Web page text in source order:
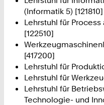
(Informatik 5) [121810]
Lehrstuhl für
[122510]
[417200]
Lehrstuhl für
Lehrstuhl für
Lehrstuhl für
Technologie- und